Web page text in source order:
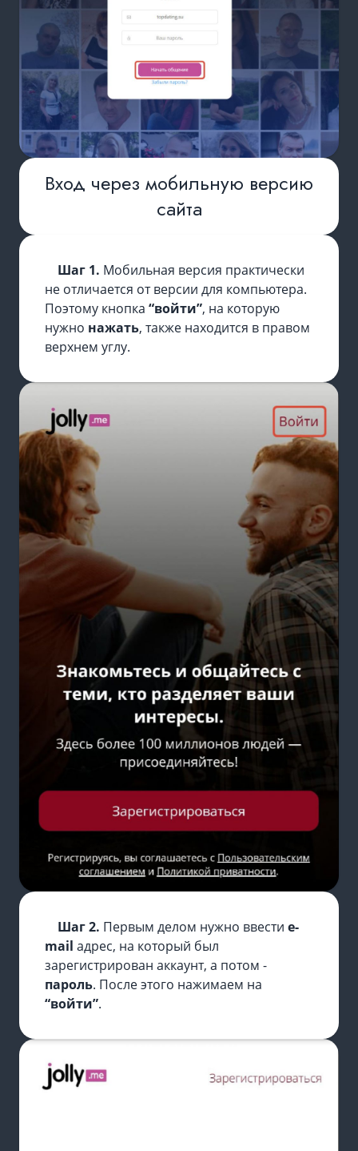
Вход через мобильную версию
сайта
Шаг 1. Мобильная версия практически
не отличается от версии для компьютера.
Поэтому кнопка “войти”, на которую
нужно нажать, также находится в правом
верхнем углу.
Шаг 2. Первым делом нужно ввести e-
mail адрес, на который был
зарегистрирован аккаунт, а потом -
пароль. После этого нажимаем на
“войти”.